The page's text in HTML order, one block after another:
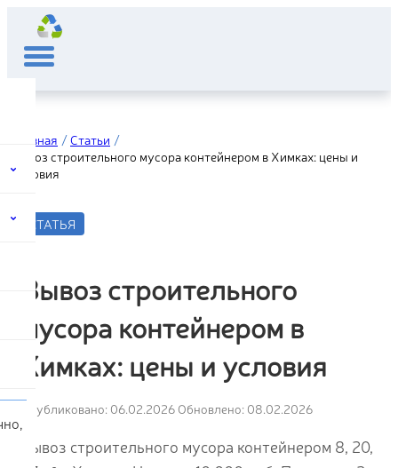
Главная
Статьи
Вывоз строительного мусора контейнером в Химках: цены и
условия
СТАТЬЯ
Вывоз строительного
мусора контейнером в
Химках: цены и условия
Опубликовано: 06.02.2026 Обновлено: 08.02.2026
Вывоз строительного мусора контейнером 8, 20,